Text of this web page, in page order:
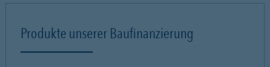
Produkte unserer Baufinanzierung